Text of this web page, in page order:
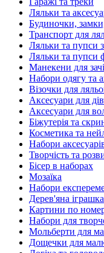
Ляльки та
Будиночки,
Транспорт для
Ляльки та пупси
Ляльки та пупси
Манекени для
Набори одягу та
Візочки для
Аксесуари для
Аксесуари для
Біжутерія та
Косметика та
Набори
Творчість та
Бісер в наборах
Мозаїка
Набори
Дерев'яна іграшка
Картини по
Набори для
Мольберти для
Дощечки для